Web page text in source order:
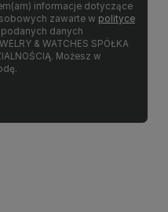
informacje dotyczące
zawarte w polityce
danych
& WATCHES SPÓŁKA
Możesz w